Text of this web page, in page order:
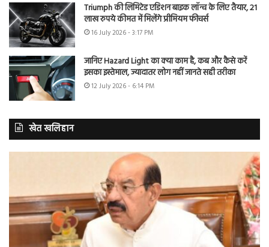
Triumph की लिमिटेड एडिशन बाइक लॉन्च के लिए तैयार, 21
लाख रुपये कीमत में मिलेंगे प्रीमियम फीचर्स
16 July 2026 - 3:17 PM
जानिए Hazard Light का क्या काम है, कब और कैसे करें
इसका इस्तेमाल, ज्यादातर लोग नहीं जानते सही तरीका
12 July 2026 - 6:14 PM
खेत खलिहान